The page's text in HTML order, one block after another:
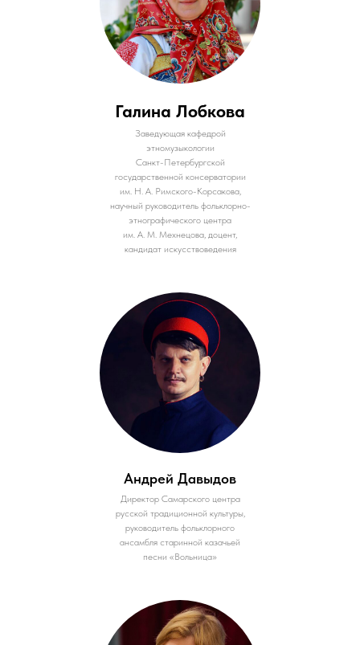
Галина Лобкова
Заведующая кафедрой
этномузыкологии
Санкт-Петербургской
государственной консерватории
им. Н. А. Римского-Корсакова,
научный руководитель фольклорно-
этнографического центра
им. А. М. Мехнецова, доцент,
кандидат искусствоведения
Андрей Давыдов
Директор Самарского центра
русской традиционной культуры,
руководитель фольклорного
ансамбля старинной казачьей
песни «Вольница»